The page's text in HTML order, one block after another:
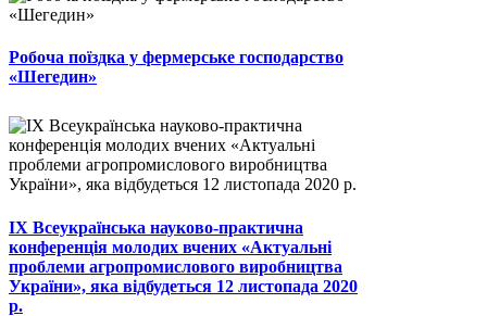
Робоча поїздка у фермерське господарство
«Шегедин»
ІХ Всеукраїнська науково-практична
конференція молодих вчених «Актуальні
проблеми агропромислового виробництва
України», яка відбудеться 12 листопада 2020
р.